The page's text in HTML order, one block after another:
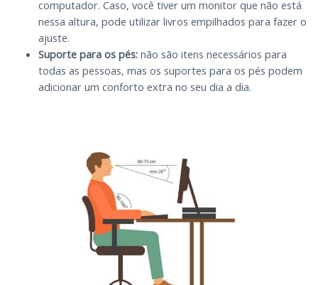
computador. Caso, você tiver um monitor que não está
nessa altura, pode utilizar livros empilhados para fazer o
ajuste.
Suporte para os pés:não são itens necessários para
todas as pessoas, mas os suportes para os pés podem
adicionar um conforto extra no seu dia a dia.